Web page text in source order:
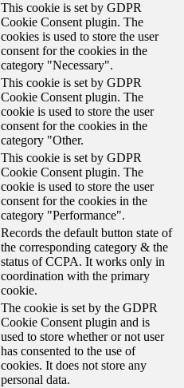
This cookie is set by GDPR
Cookie Consent plugin. The
cookies is used to store the user
consent for the cookies in the
category "Necessary".
This cookie is set by GDPR
Cookie Consent plugin. The
cookie is used to store the user
consent for the cookies in the
category "Other.
This cookie is set by GDPR
Cookie Consent plugin. The
cookie is used to store the user
consent for the cookies in the
category "Performance".
Records the default button state of
the corresponding category & the
status of CCPA. It works only in
coordination with the primary
cookie.
The cookie is set by the GDPR
Cookie Consent plugin and is
used to store whether or not user
has consented to the use of
cookies. It does not store any
personal data.